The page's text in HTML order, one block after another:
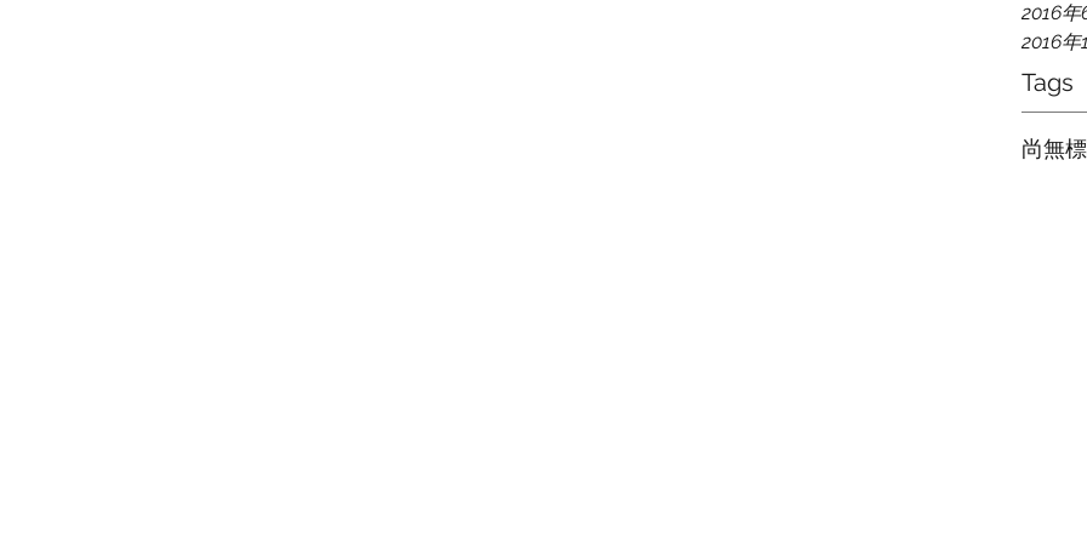
2016年
2016年
Tags
尚無標